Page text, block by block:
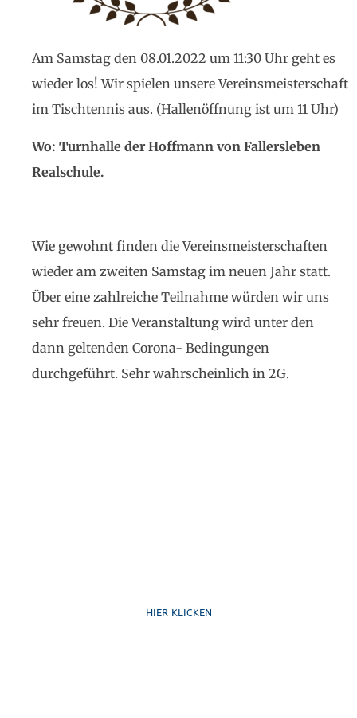
Am Samstag den 08.01.2022 um 11:30 Uhr geht es
wieder los! Wir spielen unsere Vereinsmeisterschaft
im Tischtennis aus. (Hallenöffnung ist um 11 Uhr)
Wo: Turnhalle der Hoffmann von Fallersleben
Realschule.
Wie gewohnt finden die Vereinsmeisterschaften
wieder am zweiten Samstag im neuen Jahr statt.
Über eine zahlreiche Teilnahme würden wir uns
sehr freuen. Die Veranstaltung wird unter den
dann geltenden Corona- Bedingungen
durchgeführt. Sehr wahrscheinlich in 2G.
HIER KLICKEN